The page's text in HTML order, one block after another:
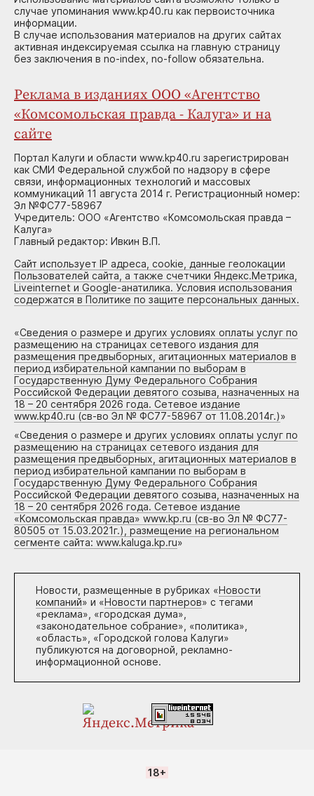
случае упоминания www.kp40.ru как первоисточника
информации.
В случае использования материалов на других сайтах
активная индексируемая ссылка на главную страницу
без заключения в no-index, no-follow обязательна.
Реклама в изданиях ООО «Агентство
«Комсомольская правда - Калуга» и на
сайте
Портал Калуги и области www.kp40.ru зарегистрирован
как СМИ Федеральной службой по надзору в сфере
связи, информационных технологий и массовых
коммуникаций 11 августа 2014 г. Регистрационный номер:
Эл №ФС77-58967
Учредитель: ООО «Агентство «Комсомольская правда –
Калуга»
Главный редактор: Ивкин В.П.
Сайт использует IP адреса, cookie, данные геолокации
Пользователей сайта, а также счетчики Яндекс.Метрика,
Liveinternet и Google-анатилика. Условия использования
содержатся в Политике по защите персональных данных.
«Сведения о размере и других условиях оплаты услуг по
размещению на страницах сетевого издания для
размещения предвыборных, агитационных материалов в
период избирательной кампании по выборам в
Государственную Думу Федерального Собрания
Российской Федерации девятого созыва, назначенных на
18 – 20 сентября 2026 года. Сетевое издание
www.kp40.ru (св-во Эл № ФС77-58967 от 11.08.2014г.)»
«Сведения о размере и других условиях оплаты услуг по
размещению на страницах сетевого издания для
размещения предвыборных, агитационных материалов в
период избирательной кампании по выборам в
Государственную Думу Федерального Собрания
Российской Федерации девятого созыва, назначенных на
18 – 20 сентября 2026 года. Сетевое издание
«Комсомольская правда» www.kp.ru (св-во Эл № ФС77-
80505 от 15.03.2021г.), размещение на региональном
сегменте сайта: www.kaluga.kp.ru»
Новости, размещенные в рубриках «Новости
компаний» и «Новости партнеров» с тегами
«реклама», «городская дума»,
«законодательное собрание», «политика»,
«область», «Городской голова Калуги»
публикуются на договорной, рекламно-
информационной основе.
18+